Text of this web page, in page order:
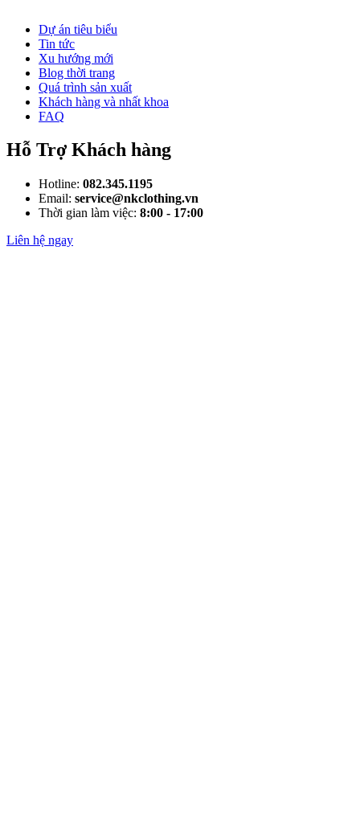
Dự án tiêu biểu
Tin tức
Xu hướng mới
Blog thời trang
Quá trình sản xuất
Khách hàng và nhất khoa
FAQ
Hỗ Trợ Khách hàng
Hotline: 082.345.1195
Email: service@nkclothing.vn
Thời gian làm việc: 8:00 - 17:00
Liên hệ ngay